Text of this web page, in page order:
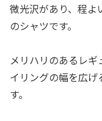
微光沢があり、程よ
のシャツです。
メリハリのあるレ
イリングの幅を広
す。